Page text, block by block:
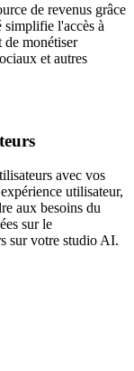
de revenus grâce
simplifie l'accès à
de monétiser
et autres
avec vos
utilisateur,
aux besoins du
sur le
sur votre studio AI.